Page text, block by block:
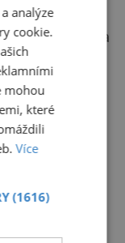
z Měsíce
posádka
závoj
tisíc
vody
zpět ve
do
rozloží na
v
Jde o
analýze
cookie.
mohou
které
Více
(1616)